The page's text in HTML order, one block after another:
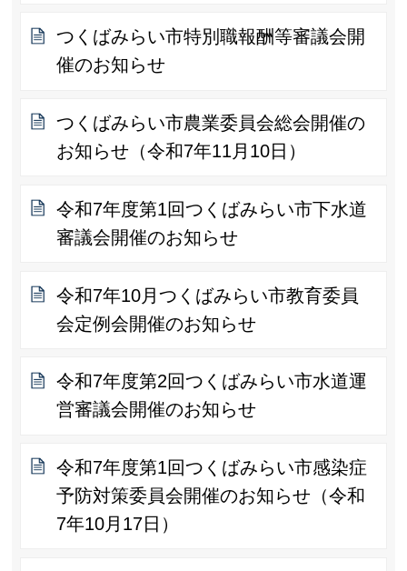
つくばみらい市特別職報酬等審議会開
催のお知らせ
つくばみらい市農業委員会総会開催の
お知らせ（令和7年11月10日）
令和7年度第1回つくばみらい市下水道
審議会開催のお知らせ
令和7年10月つくばみらい市教育委員
会定例会開催のお知らせ
令和7年度第2回つくばみらい市水道運
営審議会開催のお知らせ
令和7年度第1回つくばみらい市感染症
予防対策委員会開催のお知らせ（令和
7年10月17日）